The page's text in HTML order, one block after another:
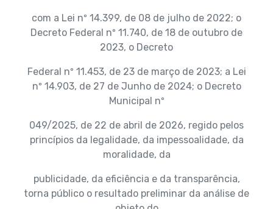
com a Lei nº 14.399, de 08 de julho de 2022; o
Decreto Federal nº 11.740, de 18 de outubro de
2023, o Decreto
Federal nº 11.453, de 23 de março de 2023; a Lei
nº 14.903, de 27 de Junho de 2024; o Decreto
Municipal nº
049/2025, de 22 de abril de 2026, regido pelos
princípios da legalidade, da impessoalidade, da
moralidade, da
publicidade, da eficiência e da transparência,
torna público o resultado preliminar da análise de